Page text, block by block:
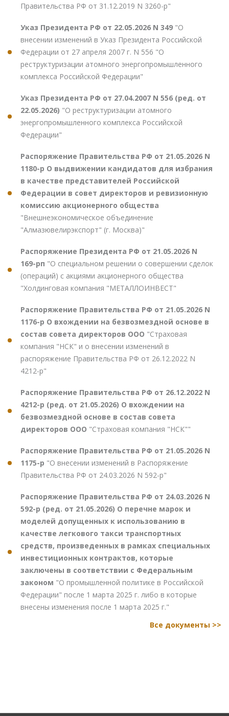
Правительства РФ от 31.12.2019 N 3260-р"
Указ Президента РФ от 22.05.2026 N 349 "О
внесении изменений в Указ Президента Российской
Федерации от 27 апреля 2007 г. N 556 "О
реструктуризации атомного энергопромышленного
комплекса Российской Федерации"
Указ Президента РФ от 27.04.2007 N 556 (ред. от
22.05.2026) "О реструктуризации атомного
энергопромышленного комплекса Российской
Федерации"
Распоряжение Правительства РФ от 21.05.2026 N
1180-р О выдвижении кандидатов для избрания
в качестве представителей Российской
Федерации в совет директоров и ревизионную
комиссию акционерного общества
"Внешнеэкономическое объединение
"Алмазювелирэкспорт" (г. Москва)"
Распоряжение Президента РФ от 21.05.2026 N
169-рп "О специальном решении о совершении сделок
(операций) с акциями акционерного общества
"Холдинговая компания "МЕТАЛЛОИНВЕСТ"
Распоряжение Правительства РФ от 21.05.2026 N
1176-р О вхождении на безвозмездной основе в
состав совета директоров ООО "Страховая
компания "НСК" и о внесении изменений в
распоряжение Правительства РФ от 26.12.2022 N
4212-р"
Распоряжение Правительства РФ от 26.12.2022 N
4212-р (ред. от 21.05.2026) О вхождении на
безвозмездной основе в состав совета
директоров ООО "Страховая компания "НСК""
Распоряжение Правительства РФ от 21.05.2026 N
1175-р "О внесении изменений в Распоряжение
Правительства РФ от 24.03.2026 N 592-р"
Распоряжение Правительства РФ от 24.03.2026 N
592-р (ред. от 21.05.2026) О перечне марок и
моделей допущенных к использованию в
качестве легкового такси транспортных
средств, произведенных в рамках специальных
инвестиционных контрактов, которые
заключены в соответствии с Федеральным
законом "О промышленной политике в Российской
Федерации" после 1 марта 2025 г. либо в которые
внесены изменения после 1 марта 2025 г."
Все документы >>